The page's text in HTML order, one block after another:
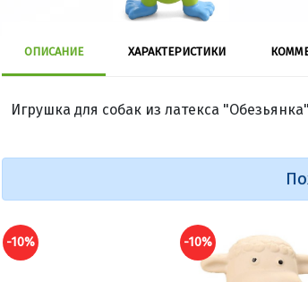
ОПИСАНИЕ ХАРАКТЕРИСТИКИ
Игрушка для собак из латекса
-10% -10%